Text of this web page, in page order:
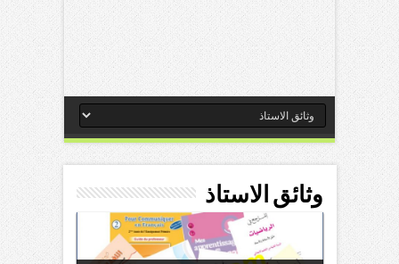
وثائق الاستاذ